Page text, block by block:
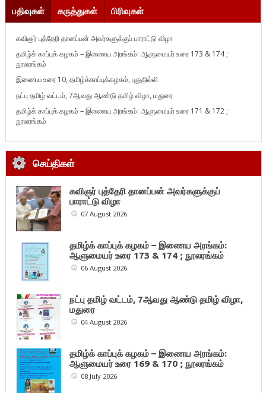
பதிவுகள் கருத்துகள் பிரிவுகள்
கவிஞர் புத்தேரி தானப்பன் அவர்களுக்குப் பாராட்டு விழா
தமிழ்க் காப்புக் கழகம் – இணைய அரங்கம்: ஆளுமையர் உரை 173 & 174 ;
நூலரங்கம்
இணைய உரை 10, தமிழ்க்காப்புக்கழகம், புதுதில்லி
நட்பு தமிழ் வட்டம், 7ஆவது ஆண்டு தமிழ் விழா, மதுரை
தமிழ்க் காப்புக் கழகம் – இணைய அரங்கம்: ஆளுமையர் உரை 171 & 172 ;
நூலரங்கம்
செய்திகள்
கவிஞர் புத்தேரி தானப்பன் அவர்களுக்குப்
பாராட்டு விழா
07 August 2026
தமிழ்க் காப்புக் கழகம் – இணைய அரங்கம்:
ஆளுமையர் உரை 173 & 174 ; நூலரங்கம்
06 August 2026
நட்பு தமிழ் வட்டம், 7ஆவது ஆண்டு தமிழ் விழா,
மதுரை
04 August 2026
தமிழ்க் காப்புக் கழகம் – இணைய அரங்கம்:
ஆளுமையர் உரை 169 & 170 ; நூலரங்கம்
08 July 2026